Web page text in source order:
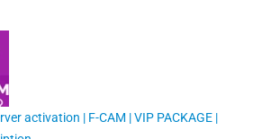
activation | F-CAM | VIP PACKAGE |